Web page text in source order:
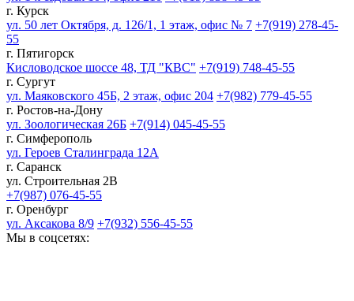
г. Курск
ул. 50 лет Октября, д. 126/1, 1 этаж, офис № 7 +7(919) 278-45-
55
г. Пятигорск
Кисловодское шоссе 48, ТД "КВС" +7(919) 748-45-55
г. Сургут
ул. Маяковского 45Б, 2 этаж, офис 204 +7(982) 779-45-55
г. Ростов-на-Дону
ул. Зоологическая 26Б +7(914) 045-45-55
г. Симферополь
ул. Героев Сталинграда 12А
г. Саранск
ул. Строительная 2В
+7(987) 076-45-55
г. Оренбург
ул. Аксакова 8/9 +7(932) 556-45-55
Мы в соцсетях: